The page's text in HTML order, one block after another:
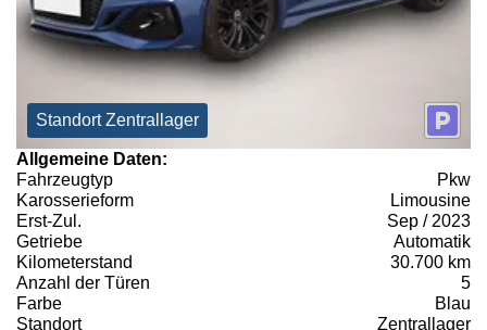
Standort Zentrallager
Allgemeine Daten:
Fahrzeugtyp
Pkw
Karosserieform
Limousine
Erst-Zul.
Sep / 2023
Getriebe
Automatik
Kilometerstand
30.700 km
Anzahl der Türen
5
Farbe
Blau
Standort
Zentrallager